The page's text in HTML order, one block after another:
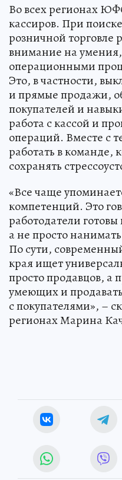
Во всех регионах
кассиров. При
розничной торговле
внимание на
операционными
Это, в частности,
и прямые продажи,
покупателей и
работа с кассой и
операций. Вместе с
работать в команде,
сохранять
«Все чаще
компетенций. Это
работодатели
а не просто
По сути,
края ищет
просто продавцов, а
умеющих и
с покупателями», –
регионах Марина